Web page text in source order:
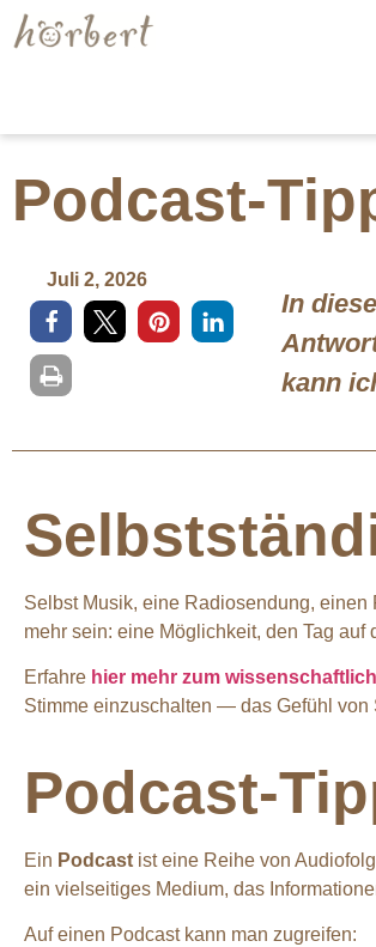
Podcast-
Juli 2, 2026
In
kann
Selbst Musik, eine Radiosendung,
mehr sein: eine Möglichkeit, den Tag
Erfahre hier mehr zum
Stimme einzuschalten — das Gefühl von
Podcast-
Ein Podcast ist eine Reihe von
ein vielseitiges Medium, das
Auf einen Podcast kann man zugreifen: